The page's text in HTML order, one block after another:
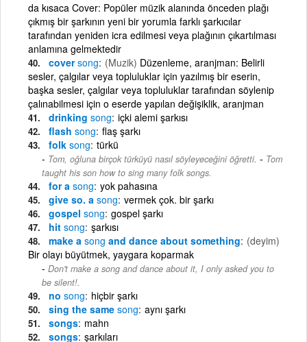
da kısaca Cover: Popüler müzik alanında önceden plağı
çıkmış bir şarkının yeni bir yorumla farklı şarkıcılar
tarafından yeniden icra edilmesi veya plağının çıkartılması
anlamına gelmektedir
coversong (Muzik) Düzenleme, aranjman: Belirli
sesler, çalgılar veya topluluklar için yazılmış bir eserin,
başka sesler, çalgılar veya topluluklar tarafından söylenip
çalınabilmesi için o eserde yapılan değişiklik, aranjman
drinking song içki alemi şarkısı
flash song flaş şarkı
folk song türkü
Tom, oğluna birçok türküyü nasıl söyleyeceğini öğretti. - Tom
taught his son how to sing many folk songs.
for a song yok pahasına
give so. a song vermek çok. bir şarkı
gospel song gospel şarkı
hit song şarkısı
make a song and dance about something (deyim)
Bir olayı büyütmek, yaygara koparmak
Don't make a song and dance about it, I only asked you to
be silent!.
no song hiçbir şarkı
sing the same song aynı şarkı
songs mahn
songs şarkıları